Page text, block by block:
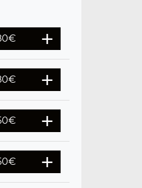
€
€
€
€